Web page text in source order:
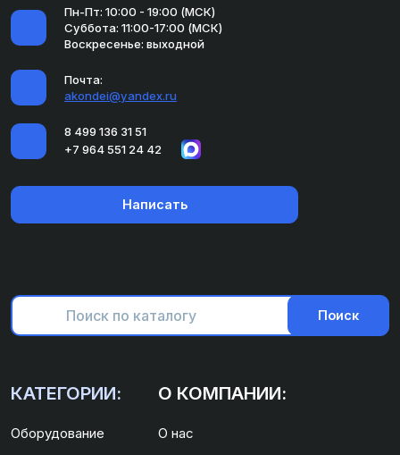
Пн-Пт: 10:00 - 19:00 (МСК)
Суббота: 11:00-17:00 (МСК)
Воскресенье: выходной
Почта:
akondei@yandex.ru
8 499 136 31 51
+7 964 551 24 42
Написать
Поиск
КАТЕГОРИИ:
Оборудование
О КОМПАНИИ:
О нас